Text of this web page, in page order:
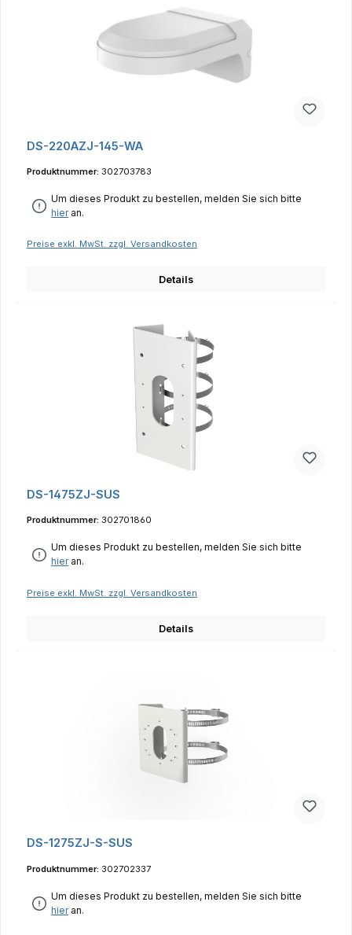
DS-220AZJ-145-WA
Produktnummer: 302703783
Um dieses Produkt zu bestellen, melden Sie sich bitte
hieran.
Preise exkl. MwSt. zzgl. Versandkosten
Details
DS-1475ZJ-SUS
Produktnummer: 302701860
Um dieses Produkt zu bestellen, melden Sie sich bitte
hieran.
Preise exkl. MwSt. zzgl. Versandkosten
Details
DS-1275ZJ-S-SUS
Produktnummer: 302702337
Um dieses Produkt zu bestellen, melden Sie sich bitte
hieran.